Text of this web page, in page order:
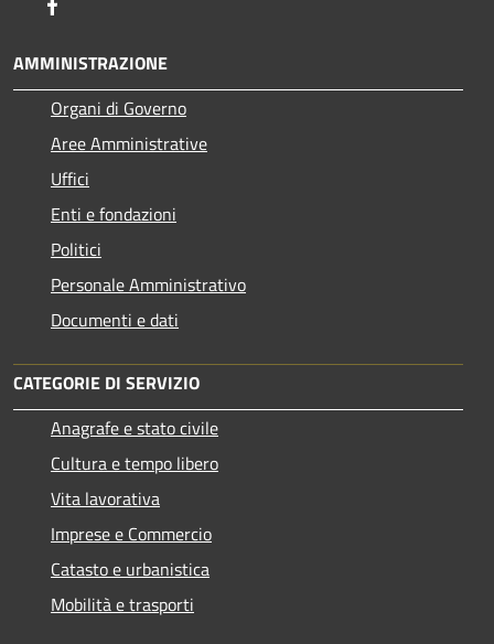
AMMINISTRAZIONE
Organi di Governo
Aree Amministrative
Uffici
Enti e fondazioni
Politici
Personale Amministrativo
Documenti e dati
CATEGORIE DI SERVIZIO
Anagrafe e stato civile
Cultura e tempo libero
Vita lavorativa
Imprese e Commercio
Catasto e urbanistica
Mobilità e trasporti